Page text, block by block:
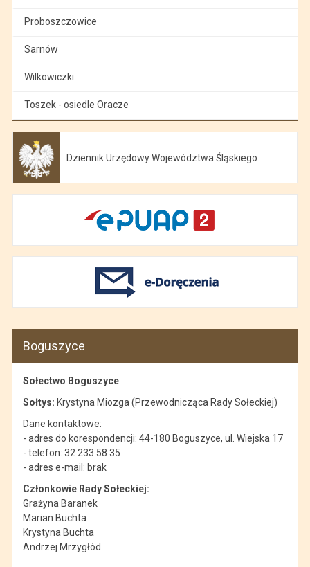
Proboszczowice
Sarnów
Wilkowiczki
Toszek - osiedle Oracze
Dziennik Urzędowy Województwa Śląskiego
Boguszyce
Sołectwo Boguszyce
Sołtys: Krystyna Miozga (Przewodnicząca Rady Sołeckiej)
Dane kontaktowe:
- adres do korespondencji: 44-180 Boguszyce, ul. Wiejska 17
- telefon: 32 233 58 35
- adres e-mail: brak
Członkowie Rady Sołeckiej:
Grażyna Baranek
Marian Buchta
Krystyna Buchta
Andrzej Mrzygłód